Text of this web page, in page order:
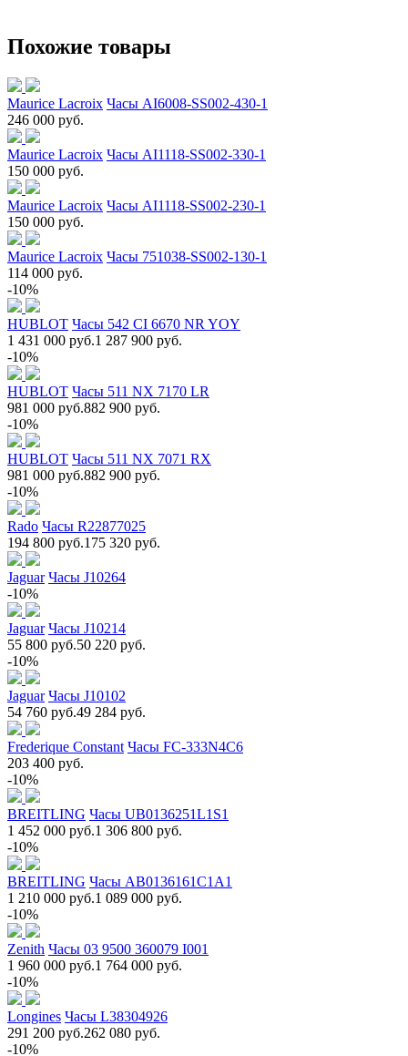
Похожие товары
Maurice Lacroix Часы AI6008-SS002-430-1
246 000 руб.
Maurice Lacroix Часы AI1118-SS002-330-1
150 000 руб.
Maurice Lacroix Часы AI1118-SS002-230-1
150 000 руб.
Maurice Lacroix Часы 751038-SS002-130-1
114 000 руб.
-10%
HUBLOT Часы 542 CI 6670 NR YOY
1 431 000 руб.1 287 900 руб.
-10%
HUBLOT Часы 511 NX 7170 LR
981 000 руб.882 900 руб.
-10%
HUBLOT Часы 511 NX 7071 RX
981 000 руб.882 900 руб.
-10%
Rado Часы R22877025
194 800 руб.175 320 руб.
Jaguar Часы J10264
-10%
Jaguar Часы J10214
55 800 руб.50 220 руб.
-10%
Jaguar Часы J10102
54 760 руб.49 284 руб.
Frederique Constant Часы FC-333N4C6
203 400 руб.
-10%
BREITLING Часы UB0136251L1S1
1 452 000 руб.1 306 800 руб.
-10%
BREITLING Часы AB0136161C1A1
1 210 000 руб.1 089 000 руб.
-10%
Zenith Часы 03 9500 360079 I001
1 960 000 руб.1 764 000 руб.
-10%
Longines Часы L38304926
291 200 руб.262 080 руб.
-10%